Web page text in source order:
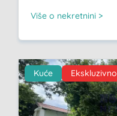
Više o nekretnini >
Kuće Ekskluzivno